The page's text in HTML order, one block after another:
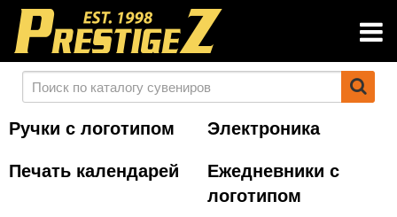
Ручки с логотипом
Электроника
Печать календарей
Ежедневники с
логотипом